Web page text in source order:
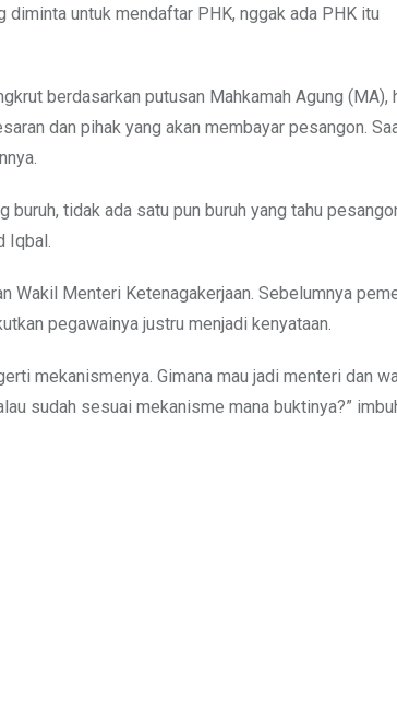
diminta untuk mendaftar PHK, nggak ada PHK itu
berdasarkan putusan Mahkamah Agung (MA),
dan pihak yang akan membayar pesangon.
tidak ada satu pun buruh yang tahu
Iqbal.
Wakil Menteri Ketenagakerjaan. Sebelumnya
pegawainya justru menjadi kenyataan.
mekanismenya. Gimana mau jadi menteri dan
sudah sesuai mekanisme mana buktinya?”